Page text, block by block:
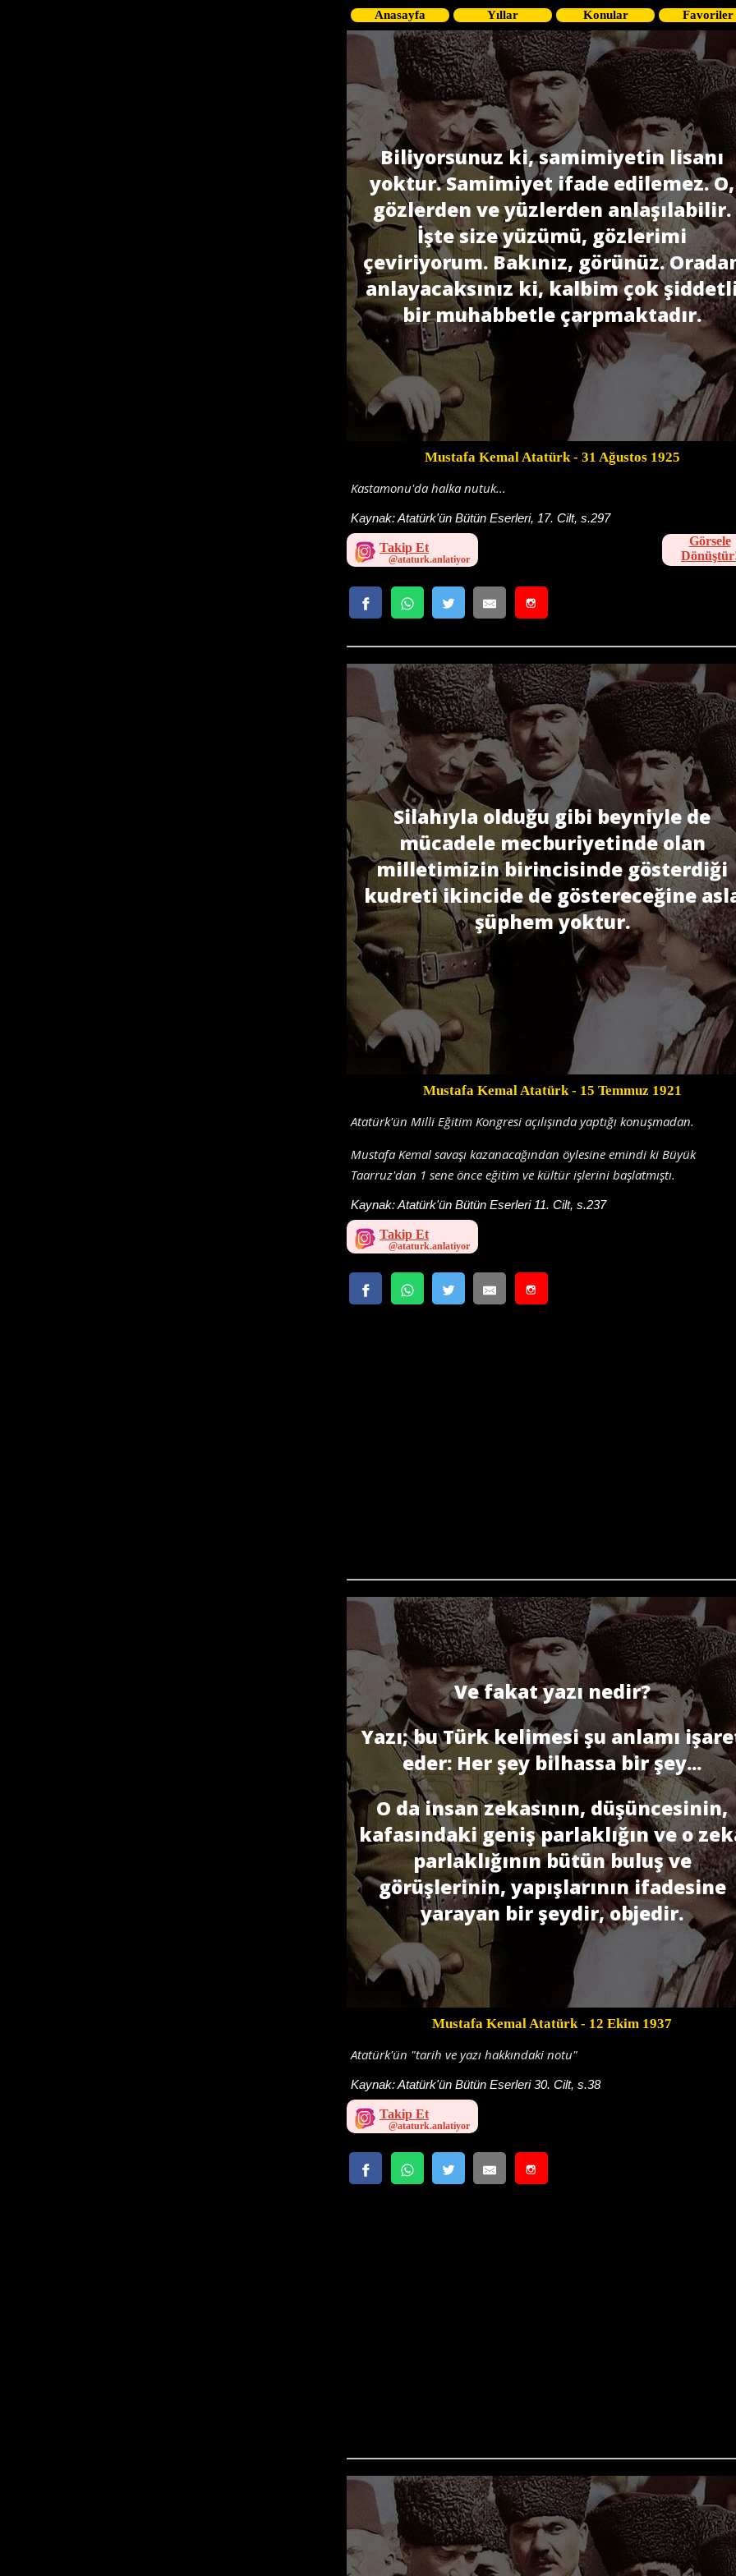
Anasayfa Yıllar Konular Favoriler
Biliyorsunuz ki, samimiyetin lisanı
yoktur. Samimiyet ifade edilemez. O,
gözlerden ve yüzlerden anlaşılabilir.
İşte size yüzümü, gözlerimi
çeviriyorum. Bakınız, görünüz.
anlayacaksınız ki, kalbim çok
bir muhabbetle çarpmaktadır.
Mustafa Kemal Atatürk- 31 Ağustos 1925
Kastamonu'da halka nutuk...
Kaynak:Atatürk'ün Bütün Eserleri, 17. Cilt, s.297
Takip Et
Görsele
Silahıyla olduğu gibi beyniyle de
mücadele mecburiyetinde olan
milletimizin birincisinde gösterdiği
kudreti ikincide de göstereceğine
şüphem yoktur.
Mustafa Kemal Atatürk- 15 Temmuz 1921
Atatürk'ün Milli Eğitim Kongresi açılışında yaptığı konuşmadan.
Mustafa Kemal savaşı kazanacağından öylesine emindi ki Büyük
Taarruz'dan 1 sene önce eğitim ve kültür işlerini başlatmıştı.
Kaynak:Atatürk'ün Bütün Eserleri 11. Cilt, s.237
Takip Et
Ve fakat yazı nedir?
Yazı; bu Türk kelimesi şu anlamı
eder: Her şey bilhassa bir şey...
O da insan zekasının, düşüncesinin,
kafasındaki geniş parlaklığın ve o
parlaklığının bütün buluş ve
görüşlerinin, yapışlarının ifadesine
yarayan bir şeydir, objedir.
Mustafa Kemal Atatürk - 12 Ekim 1937
Atatürk'ün "tarih ve yazı hakkındaki notu"
Kaynak:Atatürk'ün Bütün Eserleri 30. Cilt, s.38
Takip Et